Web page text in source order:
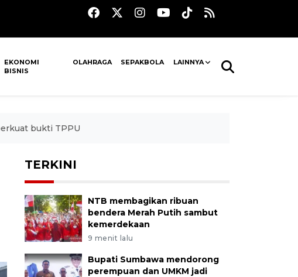
EKONOMI
BISNIS
OLAHRAGA SEPAKBOLA LAINNYA
bukti TPPU
TERKINI
NTB membagikan ribuan
bendera Merah Putih sambut
kemerdekaan
9 menit lalu
Bupati Sumbawa mendorong
perempuan dan UMKM jadi